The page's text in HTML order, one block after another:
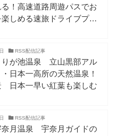
！高速道路周遊パスでお
しめる速旅ドライブプラ
RSS配信記事
りが池温泉 立山黒部アル
日本一高所の天然温泉！
日本一早い紅葉も楽しむ
RSS配信記事
奈月温泉 宇奈月ガイドの